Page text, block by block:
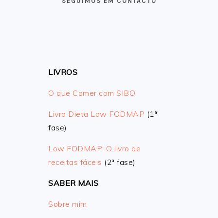
LIVROS
O que Comer com SIBO
Livro Dieta Low FODMAP (1ª
fase)
Low FODMAP: O livro de
receitas fáceis (2ª fase)
SABER MAIS
Sobre mim